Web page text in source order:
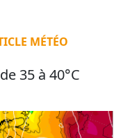
MÉTÉO
35 à 40°C